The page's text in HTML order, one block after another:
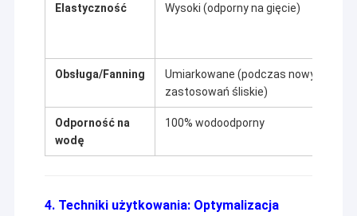
Elastyczność Wysoki (odporny na gięcie)
Obsługa/Fanning
Umiarkowane (podczas nowych
zastosowań śliskie)
Odporność na
wodę
100% wodoodporny
4. Techniki użytkowania: Optymalizacja